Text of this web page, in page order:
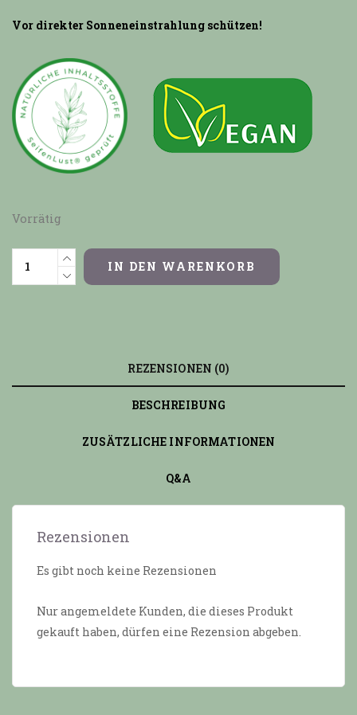
Vor direkter Sonneneinstrahlung schützen!
Vorrätig
IN DEN WARENKORB
REZENSIONEN (0)
BESCHREIBUNG
ZUSÄTZLICHE INFORMATIONEN
Q&A
Rezensionen
Es gibt noch keine Rezensionen
Nur angemeldete Kunden, die dieses Produkt
gekauft haben, dürfen eine Rezension abgeben.